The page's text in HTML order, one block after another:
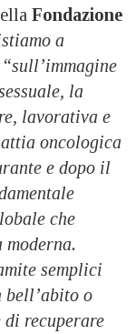
Fondazione
a
la
lavorativa e
oncologica
e dopo il
che
semplici
bell’abito o
di recuperare